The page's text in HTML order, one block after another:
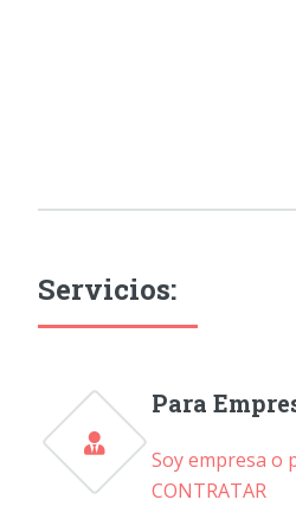
Servicios:
Para
Soy empresa o
CONTRATAR